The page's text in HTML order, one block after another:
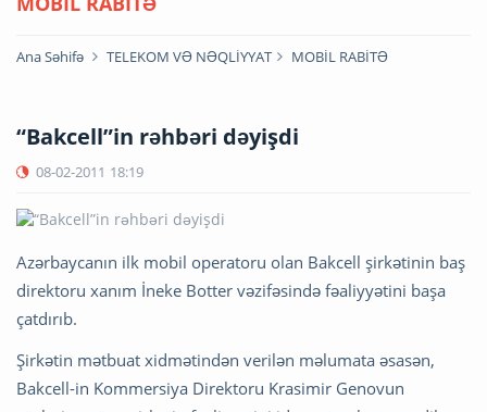
Ana Səhifə TELEKOM VƏ NƏQLİYYAT MOBİL RABİTƏ
“Bakcell”in rəhbəri dəyişdi
08-02-2011 18:19
Azərbaycanın ilk mobil operatoru olan Bakcell şirkətinin baş
direktoru xanım İneke Botter vəzifəsində fəaliyyətini başa
çatdırıb.
Şirkətin mətbuat xidmətindən verilən məlumata əsasən,
Bakcell-in Kommersiya Direktoru Krasimir Genovun